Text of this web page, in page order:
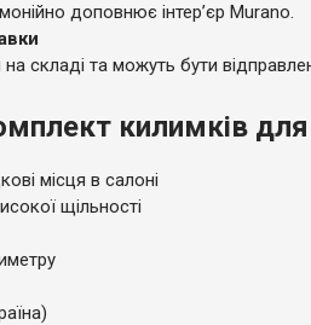
доповнює інтерʼєр Murano.
складі та можуть бути
килимків
місця в салоні
щільності